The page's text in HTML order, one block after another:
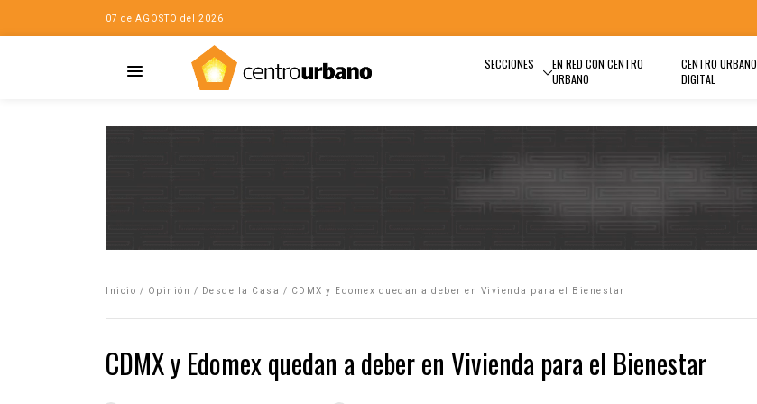
07 de AGOSTO del 2026
SECCIONES
EN RED CON CENTRO
URBANO
CENTRO URBANO
DIGITAL
Inicio / Opinión / Desde la Casa / CDMX y Edomex quedan a deber en Vivienda para el Bienestar
CDMX y Edomex quedan a deber en Vivienda para el Bienestar